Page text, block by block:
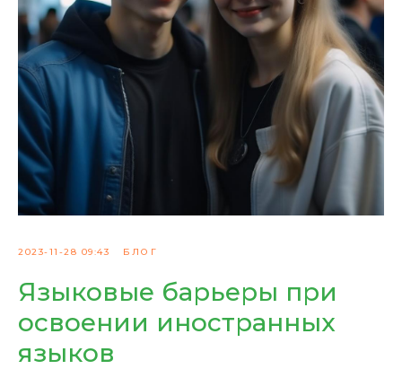
2023-11-28 09:43 БЛОГ
Языковые барьеры при
освоении иностранных
языков